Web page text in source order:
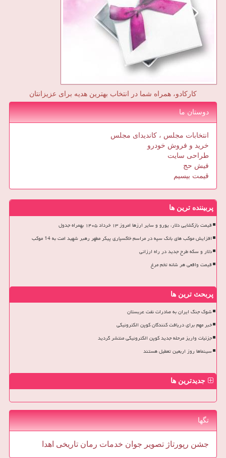
کارکادو، همراه شما در انتخاب بهترین هدیه برای عزیزانتان
دوستان ما
انتخابات مجلس ، کاندیدای مجلس
خرید و فروش خودرو
طراحی سایت
فیش حج
قیمت بیسیم
پربیننده ترین ها
قیمت بازگشایی دلار، یورو و سایر ارزها امروز ۱۳ خرداد ۱۴۰۵ بهمراه جدول
افزایش موکب های بانک سپه در مراسم خاکسپاری پیکر مطهر رهبر شهید امت به 14 موکب
دلار و سکه طرح جدید در راه ارزانی
قیمت واقعی هر شانه تخم مرغ
پربحث ترین ها
شوک جنگ ایران به صادرات نفت عربستان
خبر مهم برای دریافت کنندگان کوپن الکترونیکی
جزئیات واریز مرحله جدید کوپن الکترونیکی منتشر گردید
سینماها روز اربعین تعطیل هستند
جدیدترین ها
تگها
جشن رپورتاژ تصویر جوان خدمات رمان تاریخی اهدا